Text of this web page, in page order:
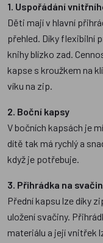
1. Uspořádání
Děti mají v hlavní
přehled. Díky flexibilní
knihy blízko zad.
kapse s kroužkem na
víku na zip.
2. Boční kapsy
V bočních kapsách je
dítě tak má rychlý a
když je potřebuje.
3. Přihrádka na
Přední kapsu lze díky
uložení svačiny.
materiálu a její vnitřek